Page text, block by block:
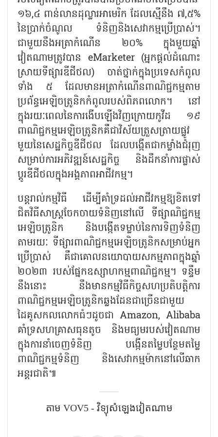
១៦,៤ ពាន់លានដុល្លារអាមេរិក ដែលស្មើនឹង ៧,៥%
នៃប្រាក់ចំណូល ទំនិញនិងសេវាកម្មប្រើប្រាស់។
ជាមួយនឹងអត្រាកំណើន ២០% ក្នុងមួយឆ្នាំ
វៀតណាមត្រូវបាន eMarketer (អ្នកផ្តល់ដំណោះ
ស្រាយទីផ្សារឌីជីថល) ចាត់ថ្នាក់ក្នុងប្រទេសកំពូល
ទាំង ៥ ដែលមានអត្រាកំណើនពាណិជ្ជកម្មតាម
ប្រព័ន្ធអេឡិចត្រូនិកកំពូលរបស់ពិភពលោក។ នៅ
ក្នុងរយៈពេលនៃការងើបឡើងវិញក្រោយកូវីដ ១៩
ពាណិជ្ជកម្មអេឡិចត្រូនិកគឺជាវិស័យត្រួសត្រាយផ្លូវ
មួយនៃសេដ្ឋកិច្ចឌីជីថល ដែលបង្កើតជាកម្លាំងជំរុញ
សម្រាប់ការអភិវឌ្ឍន៍សេដ្ឋកិច្ច និងដឹកនាំការផ្លាស់
ប្តូរឌីជីថលក្នុងអង្គភាពអាជីវកម្ម។
បន្តរាល់កម្មវិធី ដើម្បីគាំទ្រដល់អាជីវកម្មឱ្យខិតទៅ
ជិតវិធីសាស្រ្តចែកចាយទំនិញនៅលើ ទីផ្សាណិជ្ជកម្ម
អេឡិចត្រូនិក និងបង្កើតទម្លាប់នៃការទិញទំនិញ
តាមរយៈ ទីផ្សារពាណិជ្ជកម្មអេឡិចត្រូនិកសម្រាប់អ្នក
ប្រើប្រាស់ គឺជាគោលនយោបាយសកម្មភាពក្នុងឆ្នាំ
២០២៣ របស់ផ្នែកឧស្សាហកម្មពាណិជ្ជកម្ម។ ទន្ទឹម
នឹងនោះ នឹងមានកម្មវិធីកិច្ចសហប្រតិបត្តិការ
ពាណិជ្ជកម្មអេឡិចត្រូនិកឆ្លងដែនជាច្រើនជាមួយ
ដៃគូសកលលោកធំៗដូចជា Amazon, Alibaba
គាំទ្រសហគ្រាសធុនតូច និងមធ្យមរបស់វៀតណាម
ក្នុងការនាំចេញទំនិញ បង្កើនតម្លៃបន្ថែមតម្លៃ
ពាណិជ្ជកម្មទំនិញ និងសេវាកម្មម៉ាកនៅលើឆាក
អន្តរជាតិ៕
តាម VOV5 - វិទ្យុសំឡេងវៀតណាម